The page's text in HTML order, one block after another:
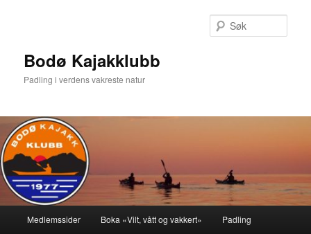
Bodø Kajakklubb
Padling i verdens vakreste natur
Medlemssider Boka «Vilt, vått og vakkert» Padling